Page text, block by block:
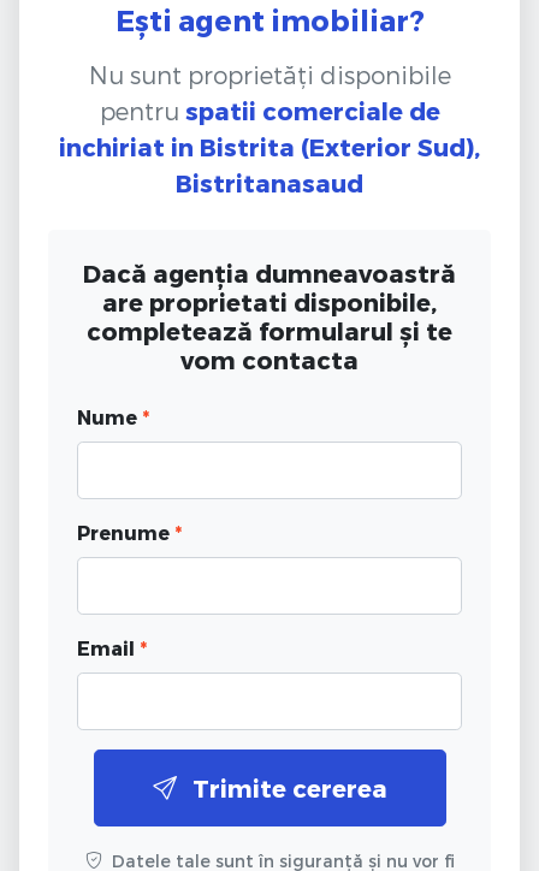
Ești agent imobiliar?
Nu sunt proprietăți disponibile
pentru spatii comerciale de
inchiriat in Bistrita (Exterior Sud),
Bistritanasaud
Dacă agenția dumneavoastră
are proprietati disponibile,
completează formularul și te
vom contacta
Nume *
Prenume *
Email *
Trimite cererea
Datele tale sunt în siguranță și nu vor fi